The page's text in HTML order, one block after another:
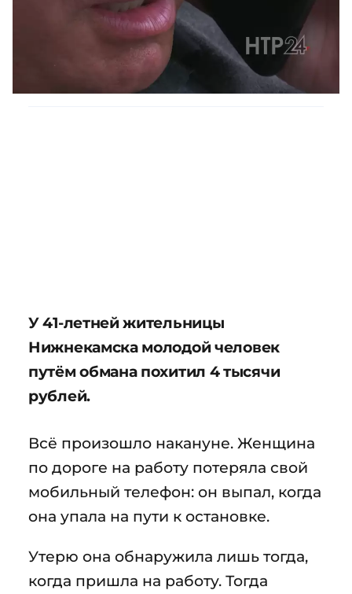
У 41-летней жительницы
Нижнекамска молодой человек
путём обмана похитил 4 тысячи
рублей.
Всё произошло накануне. Женщина
по дороге на работу потеряла свой
мобильный телефон: он выпал, когда
она упала на пути к остановке.
Утерю она обнаружила лишь тогда,
когда пришла на работу. Тогда